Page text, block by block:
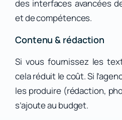
des interfaces avancées
et de compétences.
Contenu & rédaction
Si vous fournissez les
cela réduit le coût. Si
les produire (rédaction,
s’ajoute au budget.